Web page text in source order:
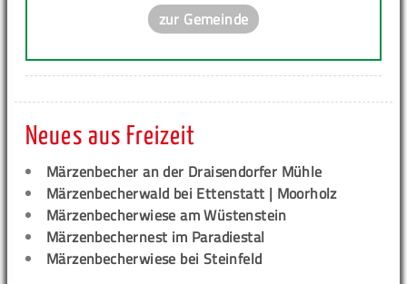
zur Gemeinde
Neues aus Freizeit
Märzenbecher an der Draisendorfer Mühle
Märzenbecherwald bei Ettenstatt | Moorholz
Märzenbecherwiese am Wüstenstein
Märzenbechernest im Paradiestal
Märzenbecherwiese bei Steinfeld